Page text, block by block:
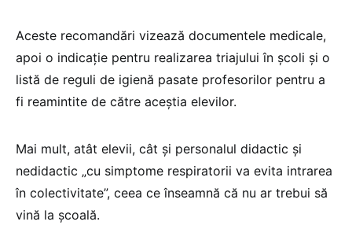
Aceste recomandări vizează documentele medicale,
apoi o indicație pentru realizarea triajului în școli și o
listă de reguli de igienă pasate profesorilor pentru a
fi reamintite de către aceștia elevilor.
Mai mult, atât elevii, cât și personalul didactic și
nedidactic „cu simptome respiratorii va evita intrarea
în colectivitate”, ceea ce înseamnă că nu ar trebui să
vină la școală.